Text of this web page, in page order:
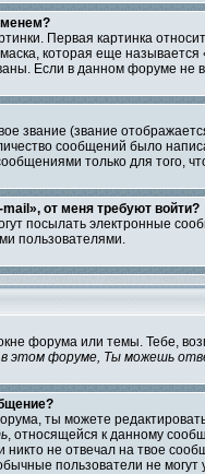
Первая картинка
которая еще
Если в данном форуме
звание (звание
сообщений было
только для того,
от меня требуют войти?
посылать электронные
пользователями.
форума или темы. Тебе,
этом форуме, Ты можешь
ты можете
, относящейся к данному
не отвечал на твое
пользователи не